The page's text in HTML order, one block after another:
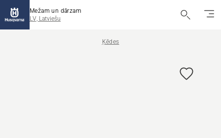
Mežam un dārzam
LV, Latviešu
Ķēdes